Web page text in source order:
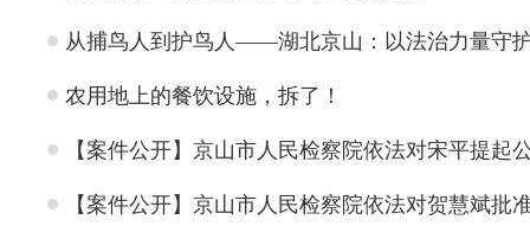
从捕鸟人到护鸟人——湖北京山：以法治力量守
农用地上的餐饮设施，拆了！
【案件公开】京山市人民检察院依法对宋平提起
【案件公开】京山市人民检察院依法对贺慧斌批